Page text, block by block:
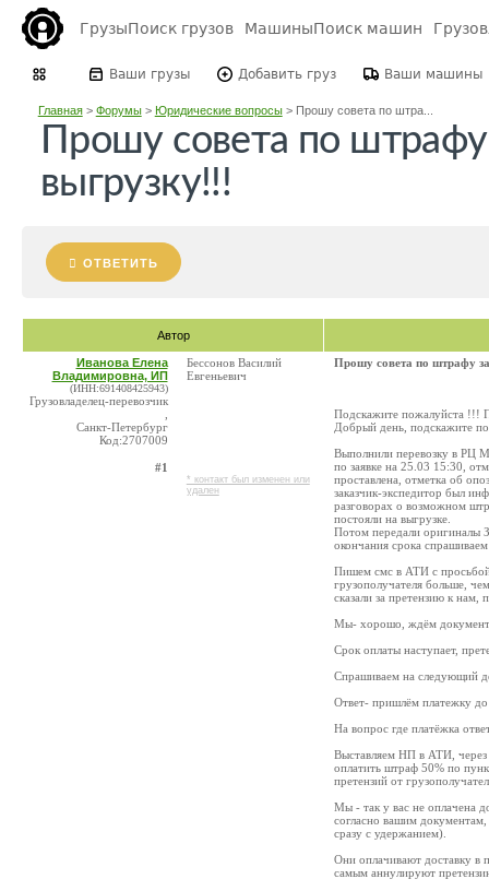
ГрузыПоиск грузов МашиныПоиск машин
Ваши грузы Добавить груз Ваши машины
Главная> Форумы> Юридические вопросы> Прошу совета по штра...
Прошу совета по
выгрузку!!!
ОТВЕТИТЬ
Автор
Иванова Елена
Владимировна, ИП
(ИНН:691408425943)
Грузовладелец-перевозчик
Санкт-Петербург
Код:2707009
#1
Бессонов Василий
Евгеньевич
* контакт был изменен или
удален
Прошу совета по штрафу
Подскажите пожалуйста !!!
Добрый день, подскажите
Выполнили перевозку в РЦ
по заявке на 25.03 15:30,
проставлена, отметка об
заказчик-экспедитор был
разговорах о возможном
постояли на выгрузке.
Потом передали оригиналы
окончания срока
Пишем смс в АТИ с просьбой
грузополучателя больше,
сказали за претензию к нам,
Мы- хорошо, ждём
Срок оплаты наступает,
Спрашиваем на следующий
Ответ- пришлём платежку
На вопрос где платёжка
Выставляем НП в АТИ, через
оплатить штраф 50% по
претензий от
Мы - так у вас не оплачена
согласно вашим
сразу с удержанием).
Они оплачивают доставку в
самым аннулируют